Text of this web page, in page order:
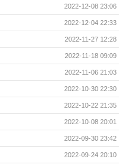
2022-12-08 23:06
2022-12-04 22:33
2022-11-27 12:28
2022-11-18 09:09
2022-11-06 21:03
2022-10-30 22:30
2022-10-22 21:35
2022-10-08 20:01
2022-09-30 23:42
2022-09-24 20:10